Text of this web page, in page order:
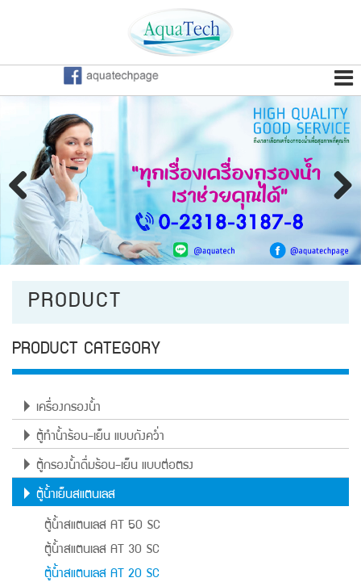
Previous
PRODUCT
PRODUCT CATEGORY
เครื่องกรองน้ำ
ตู้ทำน้ำร้อน-เย็น แบบถังคว่ำ
ตู้กรองน้ำดื่มร้อน-เย็น แบบต่อตรง
ตู้น้ำเย็นสแตนเลส
ตู้น้ำสแตนเลส AT 50 SC
ตู้น้ำสแตนเลส AT 30 SC
ตู้น้ำสแตนเลส AT 20 SC